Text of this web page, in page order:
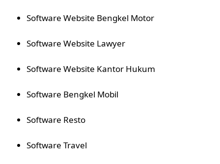
Software Website Bengkel Motor
Software Website Lawyer
Software Website Kantor Hukum
Software Bengkel Mobil
Software Resto
Software Travel